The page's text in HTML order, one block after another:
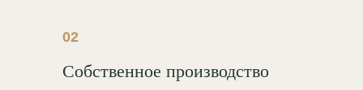
02
Собственное производство